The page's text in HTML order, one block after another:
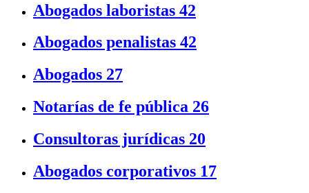
Abogados laboristas 42
Abogados penalistas 42
Abogados 27
Notarías de fe pública 26
Consultoras jurídicas 20
Abogados corporativos 17